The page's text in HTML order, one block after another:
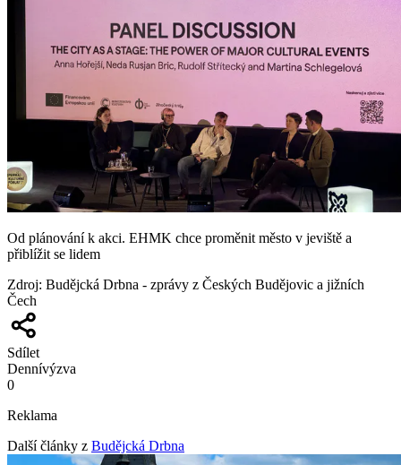
Od plánování k akci. EHMK chce proměnit město v jeviště a
přiblížit se lidem
Zdroj: Budějcká Drbna - zprávy z Českých Budějovic a jižních
Čech
Sdílet
Dennívýzva
0
Reklama
Další články z Budějcká Drbna